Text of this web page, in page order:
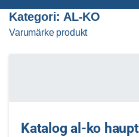
Kategori: AL-KO
Varumärke produkt
Katalog al-ko